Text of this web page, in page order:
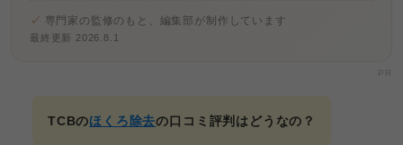
専門家の監修のもと、編集部が制作しています
最終更新 2026.8.1
PR
TCBのほくろ除去の口コミ評判はどうなの？